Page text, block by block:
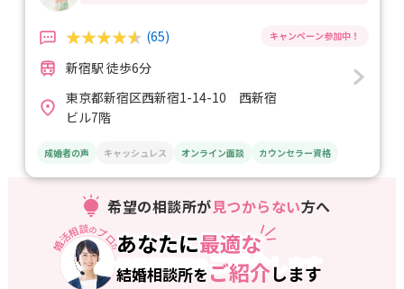
(65)
新宿駅 徒歩6分
東京都新宿区西新宿1-14-10 西新宿
ビル7階
成婚者の声 キャッシュレス オンライン面談 カウンセラー資格
希望の相談所が見つからない方へ
婚活相談のプロ
があなたに最適な
結婚相談所をご紹介します
あなたに最適な
結婚相談所をご紹介します